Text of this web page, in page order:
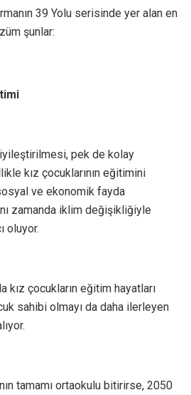
39 Yolu serisinde yer alan en
şunlar:
pek de kolay
kız çocuklarının eğitimini
ve ekonomik fayda
zamanda iklim değişikliğiyle
oluyor.
kız çocukların eğitim hayatları
sahibi olmayı da daha ilerleyen
tamamı ortaokulu bitirirse, 2050